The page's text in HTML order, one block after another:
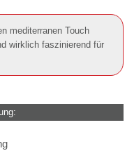
mediterranen Touch
wirklich faszinierend für